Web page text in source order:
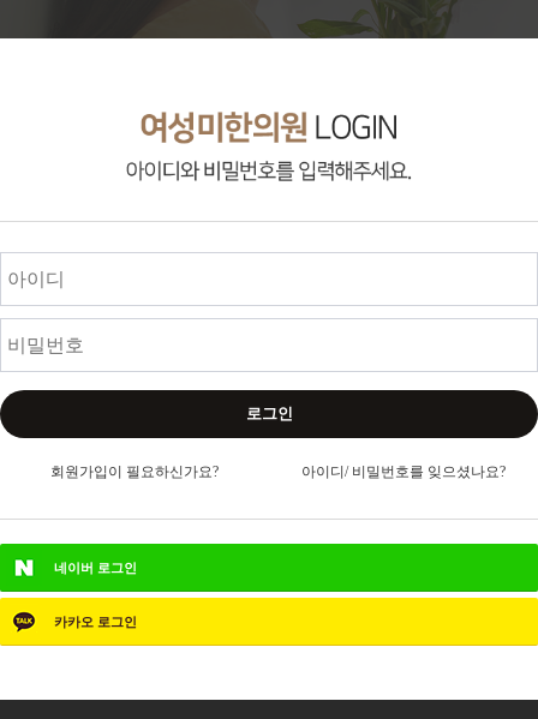
로그인
회원가입이 필요하신가요? 아이디/ 비밀번호를 잊으셨나요?
네이버 로그인
카카오 로그인